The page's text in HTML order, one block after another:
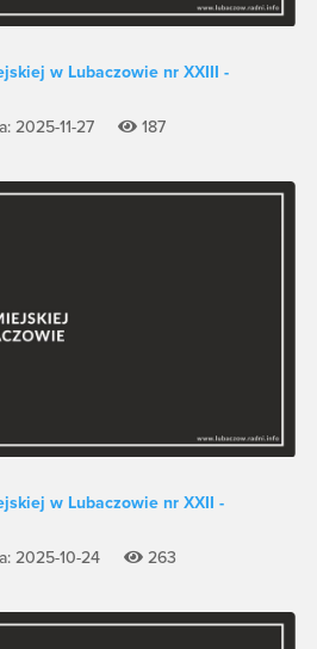
w Lubaczowie nr XXIII -
2025-11-27
187
w Lubaczowie nr XXII -
2025-10-24
263